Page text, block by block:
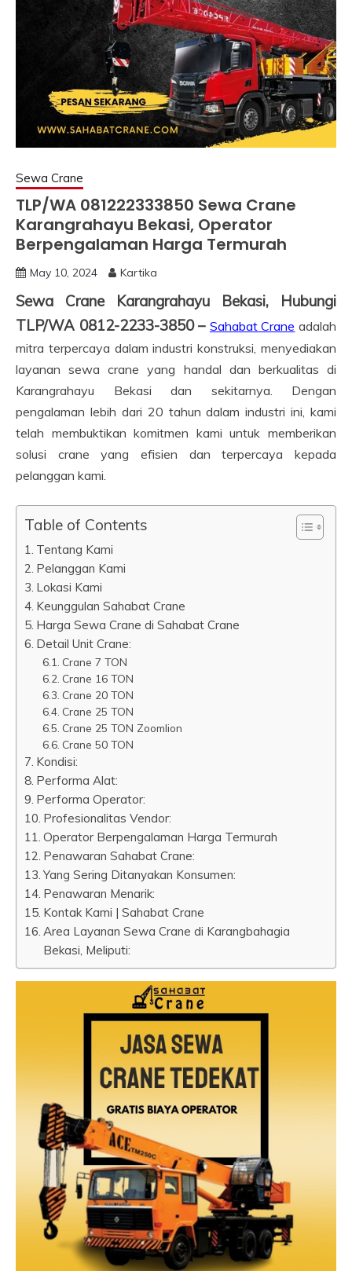
Sewa Crane
TLP/WA 081222333850 Sewa Crane
Karangrahayu Bekasi, Operator
Berpengalaman Harga Termurah
May 10, 2024 Kartika
Sewa Crane Karangrahayu Bekasi, Hubungi
TLP/WA 0812-2233-3850 – Sahabat Crane adalah
mitra terpercaya dalam industri konstruksi, menyediakan
layanan sewa crane yang handal dan berkualitas di
Karangrahayu Bekasi dan sekitarnya. Dengan
pengalaman lebih dari 20 tahun dalam industri ini, kami
telah membuktikan komitmen kami untuk memberikan
solusi crane yang efisien dan terpercaya kepada
pelanggan kami.
Table of Contents
Tentang Kami
Pelanggan Kami
Lokasi Kami
Keunggulan Sahabat Crane
Harga Sewa Crane di Sahabat Crane
Detail Unit Crane:
Crane 7 TON
Crane 16 TON
Crane 20 TON
Crane 25 TON
Crane 25 TON Zoomlion
Crane 50 TON
Kondisi:
Performa Alat:
Performa Operator:
Profesionalitas Vendor:
Operator Berpengalaman Harga Termurah
Penawaran Sahabat Crane:
Yang Sering Ditanyakan Konsumen:
Penawaran Menarik:
Kontak Kami | Sahabat Crane
Area Layanan Sewa Crane di Karangbahagia
Bekasi, Meliputi: